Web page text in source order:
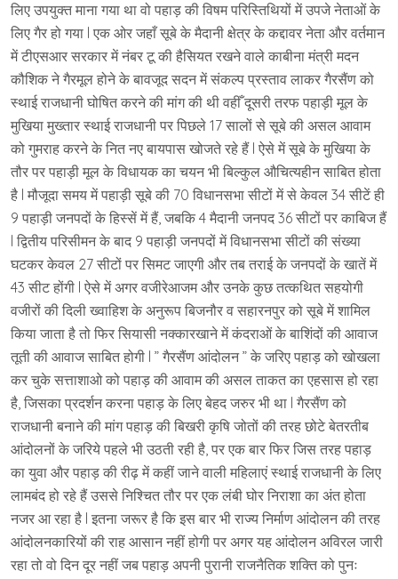
लिए उपयुक्त माना गया था वो पहाड़ की विषम परिस्तिथियों में उपजे नेताओं के
लिए गैर हो गया l एक ओर जहाँ सूबे के मैदानी क्षेत्र के कद्दावर नेता और वर्तमान
में टीएसआर सरकार में नंबर टू की हैसियत रखने वाले काबीना मंत्री मदन
कौशिक ने गैरमूल होने के बावजूद सदन में संकल्प प्रस्ताव लाकर गैरसैंण को
स्थाई राजधानी घोषित करने की मांग की थी वहीँ दूसरी तरफ पहाड़ी मूल के
मुखिया मुख्तार स्थाई राजधानी पर पिछले 17 सालों से सूबे की असल आवाम
को गुमराह करने के नित नए बायपास खोजते रहे हैं l ऐसे में सूबे के मुखिया के
तौर पर पहाड़ी मूल के विधायक का चयन भी बिल्कुल औचित्यहीन साबित होता
है l मौजूदा समय में पहाड़ी सूबे की 70 विधानसभा सीटों में से केवल 34 सीटें ही
9 पहाड़ी जनपदों के हिस्सें में हैं, जबकि 4 मैदानी जनपद 36 सीटों पर काबिज हैं
l द्वितीय परिसीमन के बाद 9 पहाड़ी जनपदों में विधानसभा सीटों की संख्या
घटकर केवल 27 सीटों पर सिमट जाएगी और तब तराई के जनपदों के खातें में
43 सीट होंगी l ऐसे में अगर वजीरेआजम और उनके कुछ तत्कथित सहयोगी
वजीरों की दिली ख्वाहिश के अनुरूप बिजनौर व सहारनपुर को सूबे में शामिल
किया जाता है तो फिर सियासी नक्कारखाने में कंदराओं के बाशिंदों की आवाज
तूती की आवाज साबित होगी l ” गैरसैंण आंदोलन ” के जरिए पहाड़ को खोखला
कर चुके सत्ताशाओ को पहाड़ की आवाम की असल ताकत का एहसास हो रहा
है, जिसका प्रदर्शन करना पहाड़ के लिए बेहद जरुर भी था l गैरसैंण को
राजधानी बनाने की मांग पहाड़ की बिखरी कृषि जोतों की तरह छोटे बेतरतीब
आंदोलनों के जरिये पहले भी उठती रही है, पर एक बार फिर जिस तरह पहाड़
का युवा और पहाड़ की रीढ़ में कहीं जाने वाली महिलाएं स्थाई राजधानी के लिए
लामबंद हो रहे हैं उससे निश्चित तौर पर एक लंबी घोर निराशा का अंत होता
नजर आ रहा है l इतना जरूर है कि इस बार भी राज्य निर्माण आंदोलन की तरह
आंदोलनकारियों की राह आसान नहीं होगी पर अगर यह आंदोलन अविरल जारी
रहा तो वो दिन दूर नहीं जब पहाड़ अपनी पुरानी राजनैतिक शक्ति को पुनः